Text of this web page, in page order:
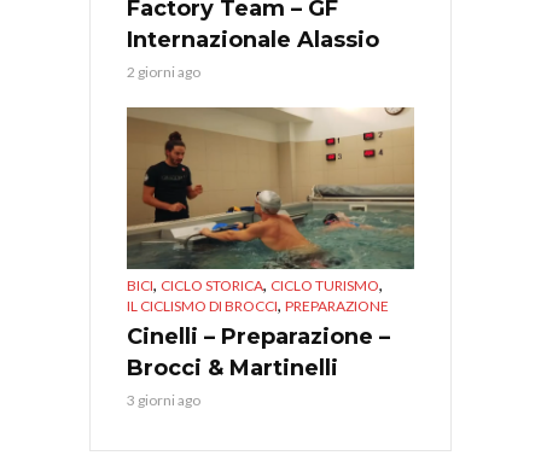
Factory Team – GF
Internazionale Alassio
2 giorni ago
BICI, CICLO STORICA, CICLO TURISMO,
IL CICLISMO DI BROCCI, PREPARAZIONE
Cinelli – Preparazione –
Brocci & Martinelli
3 giorni ago